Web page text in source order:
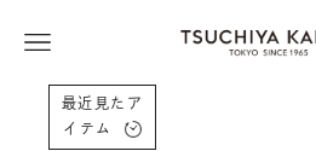
土屋鞄製造所
メニューを開く
最近見たア
イテム